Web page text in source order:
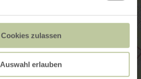
Cookies zulassen
Auswahl erlauben